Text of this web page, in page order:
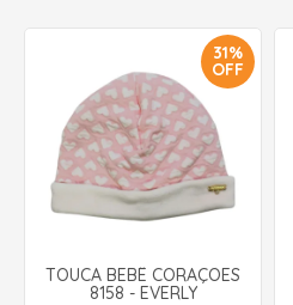
31%
OFF
TOUCA BEBÊ CORAÇÕES
8158 - EVERLY